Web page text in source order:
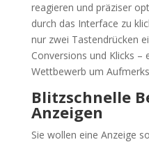
reagieren und präziser
durch das Interface zu
nur zwei Tastendrücken
Conversions und Klicks
Wettbewerb um
Blitzschnelle
Anzeigen
Sie wollen eine Anzeige